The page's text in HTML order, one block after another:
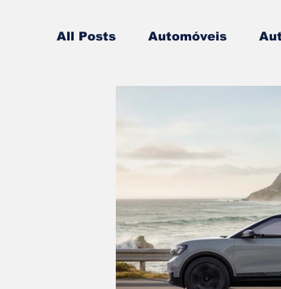
All Posts Automóveis
Mobilidade Logística